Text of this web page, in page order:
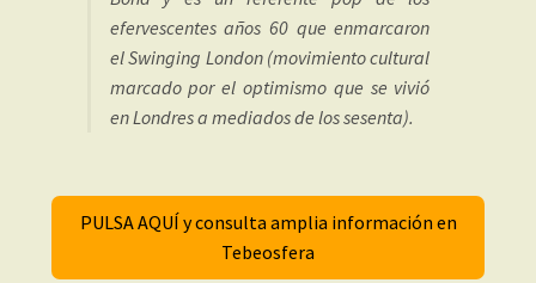
efervescentes años 60 que enmarcaron
el Swinging London (movimiento cultural
marcado por el optimismo que se vivió
en Londres a mediados de los sesenta).
PULSA AQUÍ y consulta amplia información en
Tebeosfera